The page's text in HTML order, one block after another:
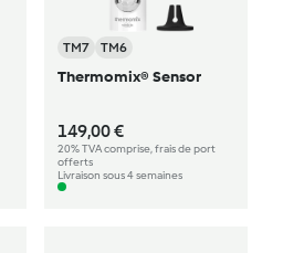
TM7 TM6
Thermomix® Sensor
149,00 €
20% TVA comprise, frais de port
offerts
Livraison sous 4 semaines